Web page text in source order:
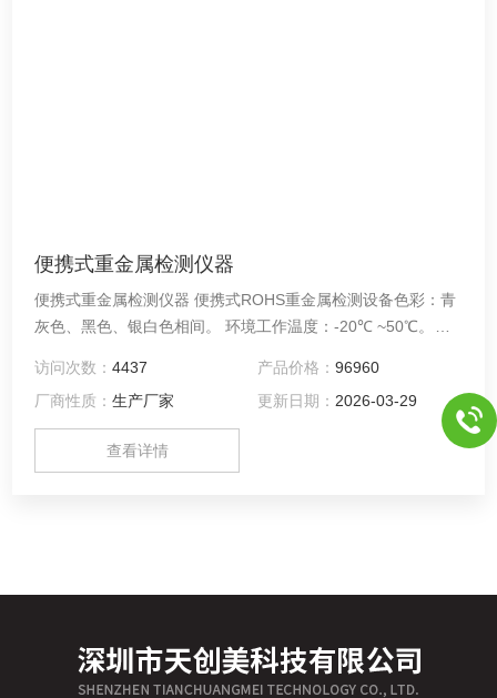
便携式重金属检测仪器
便携式重金属检测仪器 便携式ROHS重金属检测设备色彩：青
灰色、黑色、银白色相间。 环境工作温度：-20℃ ~50℃。环
器8个,可根据不同的电压自动切换。 电压，电流：电压
15~40kv,电流100uA。
访问次数：4437 产品价格： 96960
厂商性质：生产厂家 更新日期： 2026-03-29
查看详情